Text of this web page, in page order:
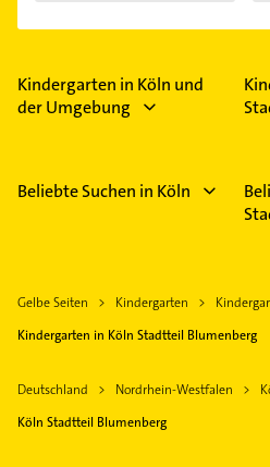
Kindergarten in Köln und
der Umgebung
Beliebte Suchen in Köln
Gelbe Seiten Kindergarten
Kindergarten in Köln Stadtteil Blumenberg
Deutschland Nordrhein-Westfalen
Köln Stadtteil Blumenberg